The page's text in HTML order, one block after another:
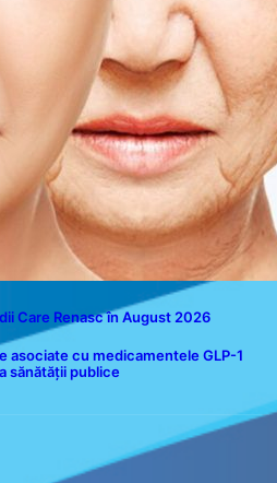
Care Renasc în August 2026
asociate cu medicamentele GLP-1
sănătății publice